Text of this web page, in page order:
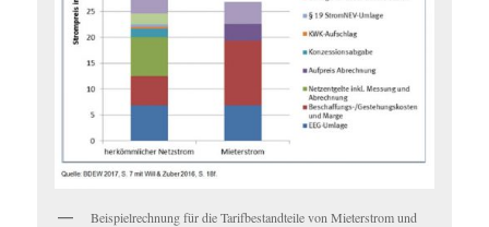
Beispielrechnung für die Tarifbestandteile von Mieterstrom und